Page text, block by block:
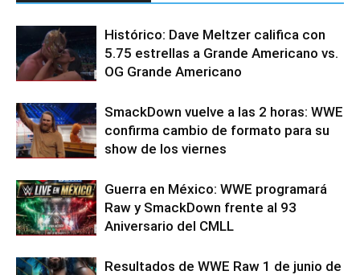
Histórico: Dave Meltzer califica con
5.75 estrellas a Grande Americano vs.
OG Grande Americano
SmackDown vuelve a las 2 horas: WWE
confirma cambio de formato para su
show de los viernes
Guerra en México: WWE programará
Raw y SmackDown frente al 93
Aniversario del CMLL
Resultados de WWE Raw 1 de junio de